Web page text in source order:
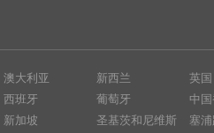
澳大利亚
西班牙
新加坡
新西兰
葡萄牙
圣基茨和尼维斯
英国
中
塞